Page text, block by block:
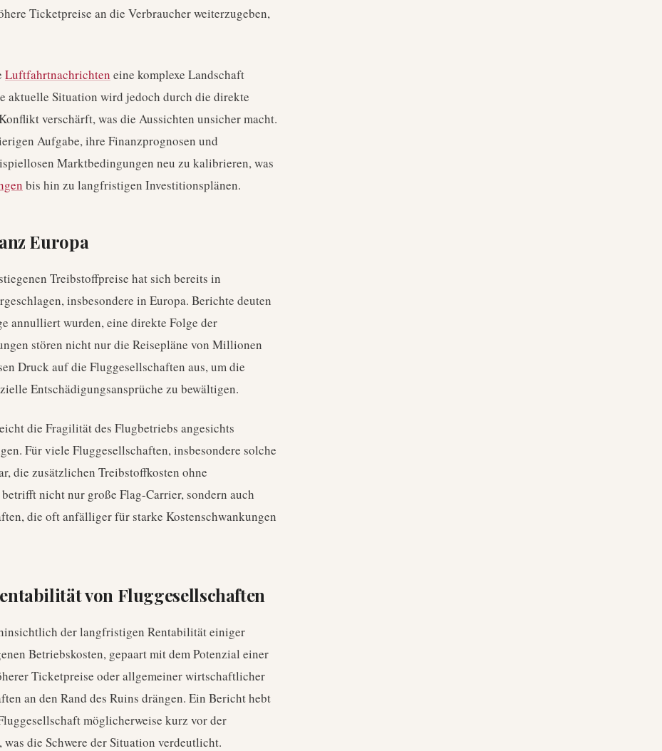
Ticketpreise an die Verbraucher weiterzugeben,
Luftfahrtnachrichten eine komplexe Landschaft
aktuelle Situation wird jedoch durch die direkte
verschärft, was die Aussichten unsicher macht.
Aufgabe, ihre Finanzprognosen und
Marktbedingungen neu zu kalibrieren, was
bis hin zu langfristigen Investitionsplänen.
Europa
Treibstoffpreise hat sich bereits in
insbesondere in Europa. Berichte deuten
annulliert wurden, eine direkte Folge der
stören nicht nur die Reisepläne von Millionen
Druck auf die Fluggesellschaften aus, um die
Entschädigungsansprüche zu bewältigen.
die Fragilität des Flugbetriebs angesichts
Für viele Fluggesellschaften, insbesondere solche
die zusätzlichen Treibstoffkosten ohne
nicht nur große Flag-Carrier, sondern auch
die oft anfälliger für starke Kostenschwankungen
von Fluggesellschaften
der langfristigen Rentabilität einiger
Betriebskosten, gepaart mit dem Potenzial einer
Ticketpreise oder allgemeiner wirtschaftlicher
an den Rand des Ruins drängen. Ein Bericht hebt
möglicherweise kurz vor der
die Schwere der Situation verdeutlicht.